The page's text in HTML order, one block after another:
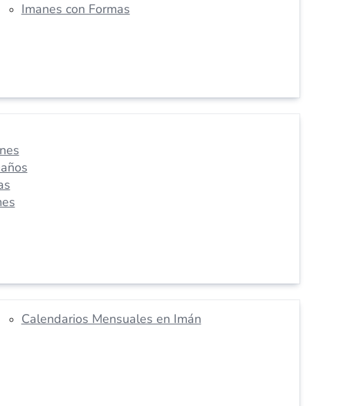
Imanes con Formas
Calendarios Mensuales en Imán